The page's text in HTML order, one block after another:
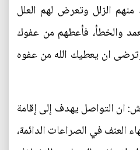
الزلل وتعرض لهم العلل
والخطأ، فأعطهم من عفوك
ان يعطيك الله من عفوه
التواصل يهدف إلى إقامة
العنف في الصراعات الدائمة،